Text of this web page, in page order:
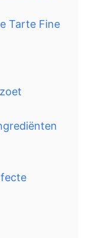
Tarte Fine